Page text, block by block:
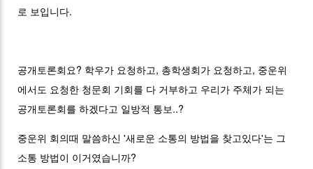
로 보입니다.
공개토론회요? 학우가 요청하고, 총학생회가 요청하고, 중운위
에서도 요청한 청문회 기회를 다 거부하고 우리가 주체가 되는
공개토론회를 하겠다고 일방적 통보..?
중운위 회의때 말씀하신 '새로운 소통의 방법을 찾고있다'는 그
소통 방법이 이거였습니까?